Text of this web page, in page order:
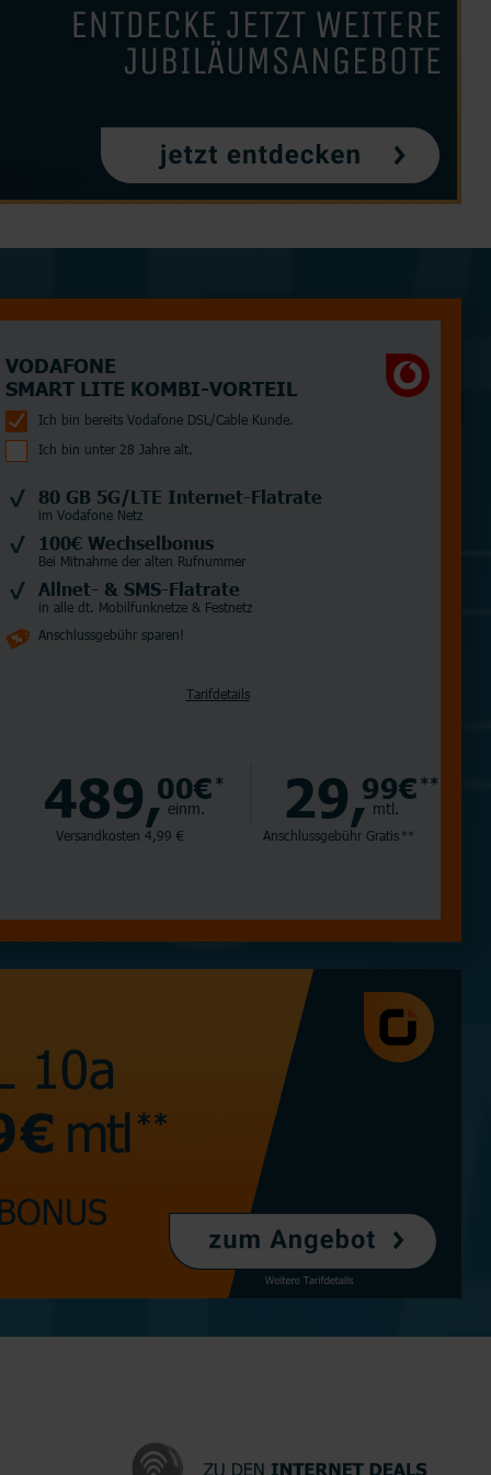
alle Hersteller
VODAFONE
SMART LITE KOMBI-VORTEIL
Ich bin bereits Vodafone DSL/Cable Kunde.
Ich bin unter 28 Jahre alt.
80 GB 5G/LTE Internet-Flatrate
im Vodafone Netz
100€ Wechselbonus
Bei Mitnahme der alten Rufnummer
Allnet- & SMS-Flatrate
in alle dt. Mobilfunknetze & Festnetz
Anschlussgebühr sparen!
Tarifdetails
489,00€ *
einm.
Versandkosten 4,99 €
29,99€ **
mtl.
Anschlussgebühr Gratis **